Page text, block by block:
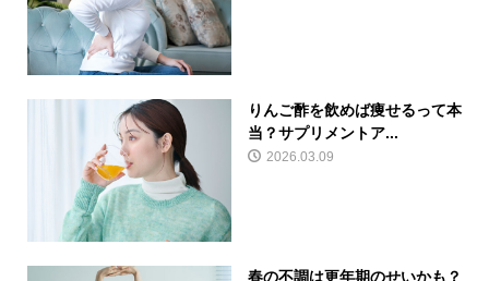
りんご酢を飲めば痩せるって本
当？サプリメントア...
2026.03.09
春の不調は更年期のせいかも？